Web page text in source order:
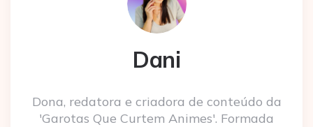
Dani
Dona, redatora e criadora de conteúdo da
'Garotas Que Curtem Animes'. Formada